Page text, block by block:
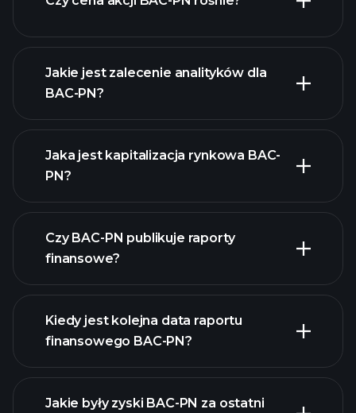
BAC-PN wykresie.
Jakie jest zalecenie analityków dla
BAC-PN?
Jaka jest kapitalizacja rynkowa BAC-
PN?
naszą listę akcji
Czy BAC-PN publikuje raporty
finansowe?
finanse BAC-PN
Kiedy jest kolejna data raportu
finansowego BAC-PN?
Jakie były zyski BAC-PN za ostatni